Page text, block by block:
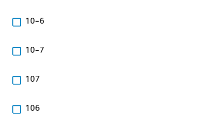
10−6
10−7
107
106